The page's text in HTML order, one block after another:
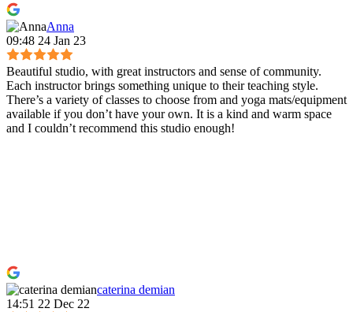
Anna
09:48 24 Jan 23
Beautiful studio, with great instructors and sense of community.
Each instructor brings something unique to their teaching style.
There’s a variety of classes to choose from and yoga mats/equipment
available if you don’t have your own. It is a kind and warm space
and I couldn’t recommend this studio enough!
caterina demian
14:51 22 Dec 22